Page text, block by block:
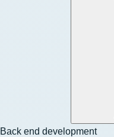
Back end development